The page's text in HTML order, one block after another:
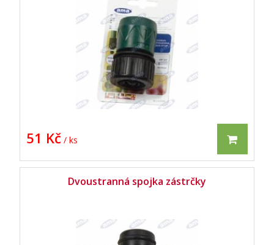
51 Kč / ks
Dvoustranná spojka zástrčky